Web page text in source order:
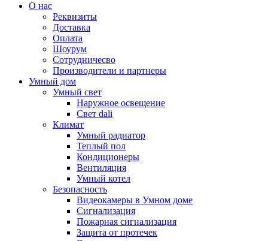
О нас
Реквизиты
Доставка
Оплата
Шоурум
Сотрудничесво
Производители и партнеры
Умный дом
Умный свет
Наружное освещение
Свет dali
Климат
Умный радиатор
Теплый пол
Кондиционеры
Вентиляция
Умный котел
Безопасность
Видеокамеры в Умном доме
Сигнализация
Пожарная сигнализация
Защита от протечек